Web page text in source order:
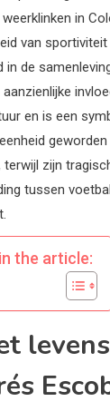
in
van sportiviteit
in de
en is een
terwijl zijn
tussen
the article: